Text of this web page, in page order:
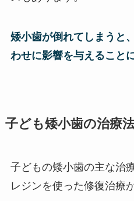
矮小歯が倒れてしまうと
わせに影響を与えること
子ども矮小歯の治療
子どもの矮小歯の主な治
レジンを使った修復治療